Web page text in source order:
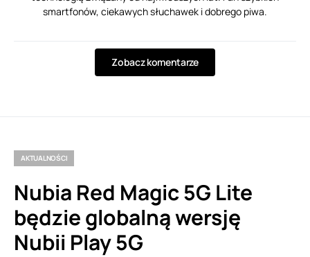
smartfonów, ciekawych słuchawek i dobrego piwa.
Zobacz komentarze
AKTUALNOŚCI
Nubia Red Magic 5G Lite
będzie globalną wersję
Nubii Play 5G